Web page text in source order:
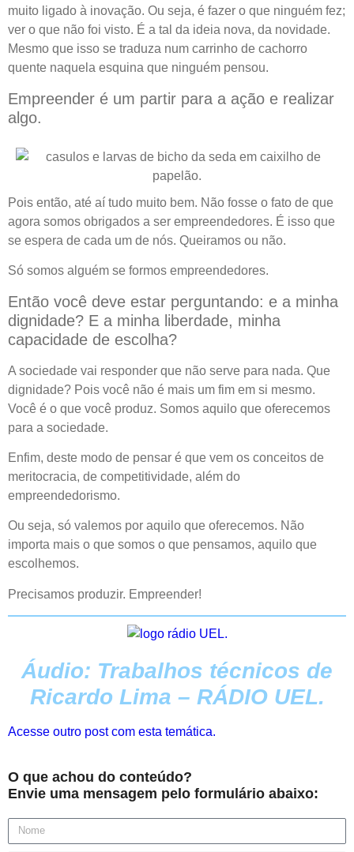
muito ligado à inovação. Ou seja, é fazer o que ninguém fez;
ver o que não foi visto. É a tal da ideia nova, da novidade.
Mesmo que isso se traduza num carrinho de cachorro
quente naquela esquina que ninguém pensou.
Empreender é um partir para a ação e realizar
algo.
Pois então, até aí tudo muito bem. Não fosse o fato de que
agora somos obrigados a ser empreendedores. É isso que
se espera de cada um de nós. Queiramos ou não.
Só somos alguém se formos empreendedores.
Então você deve estar perguntando: e a minha
dignidade? E a minha liberdade, minha
capacidade de escolha?
A sociedade vai responder que não serve para nada. Que
dignidade? Pois você não é mais um fim em si mesmo.
Você é o que você produz. Somos aquilo que oferecemos
para a sociedade.
Enfim, deste modo de pensar é que vem os conceitos de
meritocracia, de competitividade, além do
empreendedorismo.
Ou seja, só valemos por aquilo que oferecemos. Não
importa mais o que somos o que pensamos, aquilo que
escolhemos.
Precisamos produzir. Empreender!
Áudio: Trabalhos técnicos de
Ricardo Lima – RÁDIO UEL.
Acesse outro post com esta temática.
O que achou do conteúdo?
Envie uma mensagem pelo formulário abaixo: